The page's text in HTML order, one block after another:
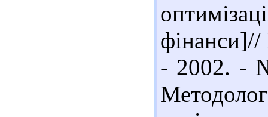
фінанси]//
- 2002. -